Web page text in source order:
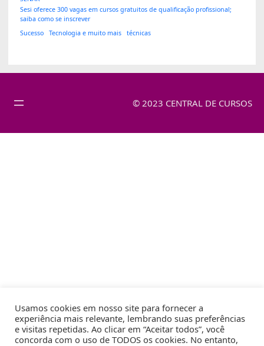
Sesi oferece 300 vagas em cursos gratuitos de qualificação profissional;
saiba como se inscrever
Sucesso
Tecnologia e muito mais técnicas
© 2023 CENTRAL DE CURSOS
Usamos cookies em nosso site para fornecer a
experiência mais relevante, lembrando suas preferências
e visitas repetidas. Ao clicar em “Aceitar todos”, você
concorda com o uso de TODOS os cookies. No entanto,